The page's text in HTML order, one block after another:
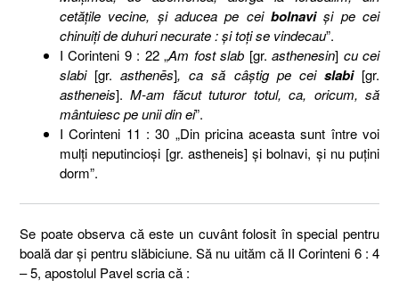
cetăţile vecine, şi aducea pe cei bolnavişi pe cei
chinuiţi de duhuri necurate : şi toţi se vindecau”.
I Corinteni 9 : 22 „Am fost slab [gr.asthenesin] cu cei
slabi [gr.asthenēs], ca să câştig pe cei slabi[gr.
astheneis].M-am făcut tuturor totul, ca, oricum, să
mântuiesc pe unii din ei”.
I Corinteni 11 : 30 „Din pricina aceasta sunt între voi
mulţi neputincioşi [gr. astheneis] şi bolnavi, şi nu puţini
dorm”.
Se poate observa că este un cuvânt folosit în special pentru
boală dar şi pentru slăbiciune. Să nu uităm că II Corinteni 6 : 4
– 5, apostolul Pavel scria că :